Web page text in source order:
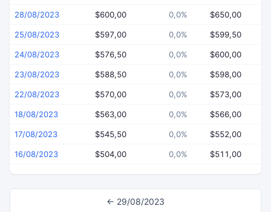
28/08/2023 $600,00 0,0% $650,00
25/08/2023 $597,00 0,0% $599,50
24/08/2023 $576,50 0,0% $600,00
23/08/2023 $588,50 0,0% $598,00
22/08/2023 $570,00 0,0% $573,00
18/08/2023 $563,00 0,0% $566,00
17/08/2023 $545,50 0,0% $552,00
16/08/2023 $504,00 0,0% $511,00
← 29/08/2023